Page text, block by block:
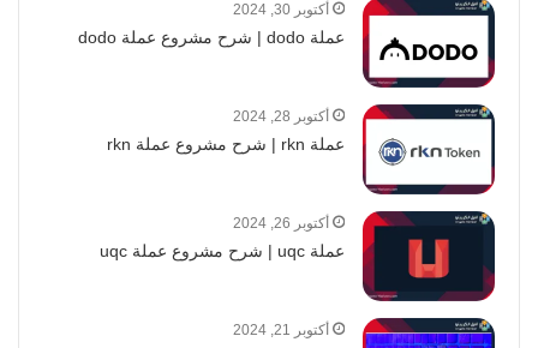
أكتوبر 30, 2024
عملة dodo | شرح مشروع عملة dodo
أكتوبر 28, 2024
عملة rkn | شرح مشروع عملة rkn
أكتوبر 26, 2024
عملة uqc | شرح مشروع عملة uqc
أكتوبر 21, 2024